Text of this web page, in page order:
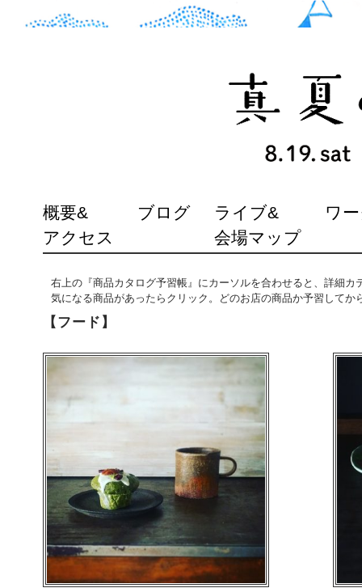
SKIP
TO
CONTENT
概要&
アクセス
ブログ
ライブ&
会場マップ
ワ
右上の『商品カタログ予習帳』にカーソルを合わせると、詳細カ
気になる商品があったらクリック。どのお店の商品か予習してか
【フード】